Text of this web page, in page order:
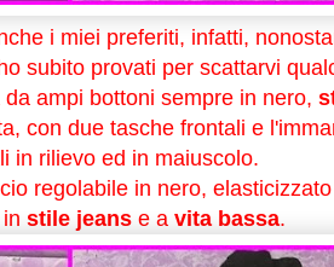
i miei preferiti, infatti,
subito provati per scattarvi
ampi bottoni sempre in nero,
con due tasche frontali e
in rilievo ed in maiuscolo.
regolabile in nero,
stile jeanse a vita bassa.